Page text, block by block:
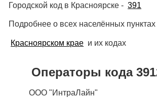
Городской код в Красноярске - 391
Подробнее о всех населённых пунктах
Красноярском крае и их кодах
Операторы кода
ООО "ИнтраЛайн"